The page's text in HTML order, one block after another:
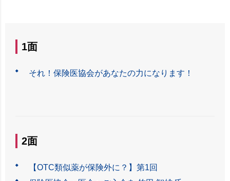
1面
それ！保険医協会があなたの力になります！
2面
【OTC類似薬が保険外に？】第1回